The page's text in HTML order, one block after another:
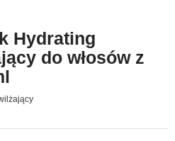
Hydrating
do włosów z